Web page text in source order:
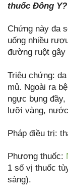
thuốc Đông Y?
Chứng này đa
uống nhiều
đường ruột gây
Triệu chứng:
mủ. Ngoài ra
ngực bụng
lưỡi vàng,
Pháp điều trị:
Phương thuốc:
1 số vị thuốc
sàng).